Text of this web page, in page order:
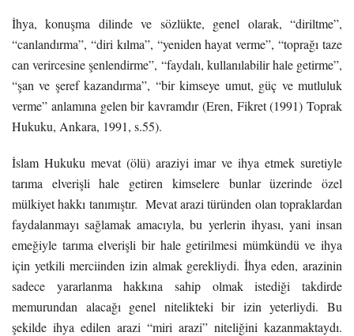
İhya, konuşma dilinde ve sözlükte, genel olarak, “diriltme”,
“canlandırma”, “diri kılma”, “yeniden hayat verme”, “toprağı taze
can verircesine şenlendirme”, “faydalı, kullanılabilir hale getirme”,
“şan ve şeref kazandırma”, “bir kimseye umut, güç ve mutluluk
verme” anlamına gelen bir kavramdır (Eren, Fikret (1991) Toprak
Hukuku, Ankara, 1991, s.55).
İslam Hukuku mevat (ölü) araziyi imar ve ihya etmek suretiyle
tarıma elverişli hale getiren kimselere bunlar üzerinde özel
mülkiyet hakkı tanımıştır. Mevat arazi türünden olan topraklardan
faydalanmayı sağlamak amacıyla, bu yerlerin ihyası, yani insan
emeğiyle tarıma elverişli bir hale getirilmesi mümkündü ve ihya
için yetkili merciinden izin almak gerekliydi. İhya eden, arazinin
sadece yararlanma hakkına sahip olmak istediği takdirde
memurundan alacağı genel nitelikteki bir izin yeterliydi. Bu
şekilde ihya edilen arazi “miri arazi” niteliğini kazanmaktaydı.